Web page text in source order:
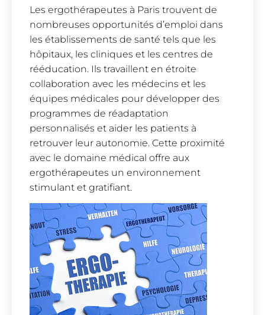
Les ergothérapeutes à Paris trouvent de
nombreuses opportunités d’emploi dans
les établissements de santé tels que les
hôpitaux, les cliniques et les centres de
rééducation. Ils travaillent en étroite
collaboration avec les médecins et les
équipes médicales pour développer des
programmes de réadaptation
personnalisés et aider les patients à
retrouver leur autonomie. Cette proximité
avec le domaine médical offre aux
ergothérapeutes un environnement
stimulant et gratifiant.